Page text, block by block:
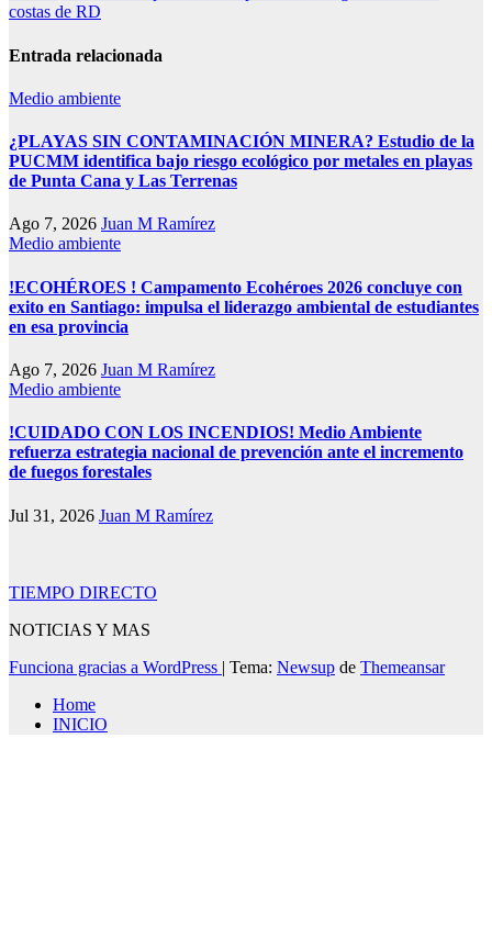
costas de RD
Entrada relacionada
Medio ambiente
¿PLAYAS SIN CONTAMINACIÓN MINERA? Estudio de la
PUCMM identifica bajo riesgo ecológico por metales en playas
de Punta Cana y Las Terrenas
Ago 7, 2026 Juan M Ramírez
Medio ambiente
!ECOHÉROES ! Campamento Ecohéroes 2026 concluye con
exito en Santiago: impulsa el liderazgo ambiental de estudiantes
en esa provincia
Ago 7, 2026 Juan M Ramírez
Medio ambiente
!CUIDADO CON LOS INCENDIOS! Medio Ambiente
refuerza estrategia nacional de prevención ante el incremento
de fuegos forestales
Jul 31, 2026 Juan M Ramírez
TIEMPO DIRECTO
NOTICIAS Y MAS
Funciona gracias a WordPress | Tema: Newsup de Themeansar
Home
INICIO